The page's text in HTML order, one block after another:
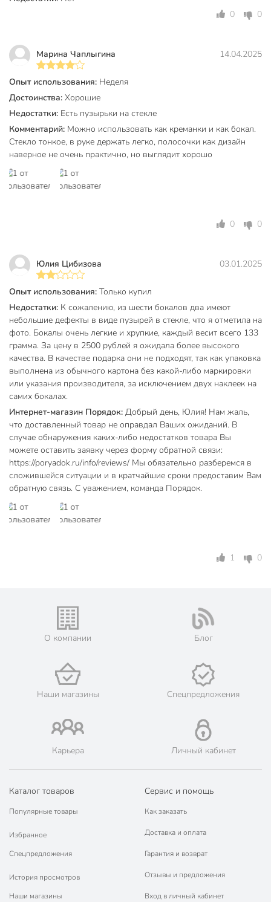
Можно ли мыть бокалы в посудомоечной машине?
сохранить рельеф и прозрачность стекла.
Для каких случаев подойдет этот набор?
Бокалы можно купить недорого для дачи, домашнего
праздника, оригинального подарка женщине на 8 Марта,
Новый год, Пасху или для сервировки стола на любой
торжественный случай.
Вы можете приобрести «Бокал для шампанского, 300 мл,
стекло, 6 шт, Future, креманка, B060696» и другие товары в
нашем интернет-магазине в Смоленске по низким ценам и
Количество в наборе, шт
Объем, мл
Диаметр верха, см
10 см
Материал
стекло
Страна производства
Китай
Тип
набор бокалов
Коллекция
Назначение
для шампанского
Можно мыть в посудомоечной
машине
для мытья руками
Форма
шале
Свадебные
Бар
Способ изготовления
машинный
8 Марта
Пасха
женщине
Особенности
для сервировки
стола
Артикул производителя
B060696
Модель
Future
Вес в упаковке
925 г
Габариты упаковки
16 x 23 x 31 см
0
0
Марина Чаплыгина 14.04.2025
Опыт использования: Неделя
Достоинства: Хорошие
Недостатки: Есть пузырьки на стекле
Комментарий: Можно использовать как креманки и как бокал.
Стекло тонкое, в руке держать легко, полосочки как дизайн
наверное не очень практично, но выглядит хорошо
0 0
Юлия Цибизова 03.01.2025
Опыт использования: Только купил
Недостатки: К сожалению, из шести бокалов два имеют
небольшие дефекты в виде пузырей в стекле, что я отметила на
фото. Бокалы очень легкие и хрупкие, каждый весит всего 133
грамма. За цену в 2500 рублей я ожидала более высокого
качества. В качестве подарка они не подходят, так как упаковка
выполнена из обычного картона без какой-либо маркировки
или указания производителя, за исключением двух наклеек на
самих бокалах.
Интернет-магазин Порядок: Добрый день, Юлия! Нам жаль,
что доставленный товар не оправдал Ваших ожиданий. В
случае обнаружения каких-либо недостатков товара Вы
можете оставить заявку через форму обратной связи:
https://poryadok.ru/info/reviews/ Мы обязательно разберемся в
сложившейся ситуации и в кратчайшие сроки предоставим Вам
обратную связь. С уважением, команда Порядок.
1 0
О компании Блог
Наши магазины Спецпредложения
Карьера Личный кабинет
Каталог товаров
Популярные товары
Избранное
Спецпредложения
История просмотров
Наши магазины
Сервис и помощь
Как заказать
Доставка и оплата
Гарантия и возврат
Отзывы и предложения
Вход в личный кабинет